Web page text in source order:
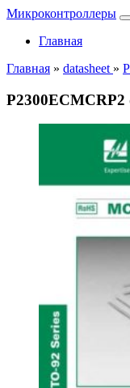
Микроконтроллеры
Главная
Главная » datasheet »
P2300ECMCRP2